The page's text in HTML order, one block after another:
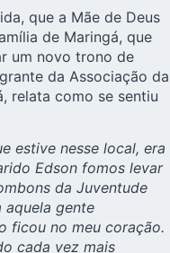
que a Mãe de Deus
de Maringá, que
um novo trono de
da Associação da
relata como se sentiu
estive nesse local, era
Edson fomos levar
da Juventude
aquela gente
ficou no meu coração.
cada vez mais